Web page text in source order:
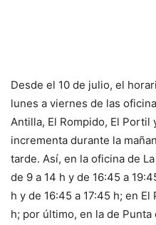
Desde el 10 de julio, el
lunes a viernes de las
Antilla, El Rompido, El Portil
incrementa durante la
tarde. Así, en la oficina de
de 9 a 14 h y de 16:45 a
h y de 16:45 a 17:45 h; en
h; por último, en la de